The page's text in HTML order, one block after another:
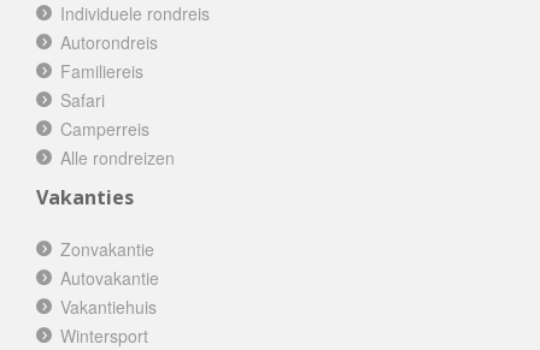
Individuele rondreis
Autorondreis
Familiereis
Safari
Camperreis
Alle rondreizen
Vakanties
Zonvakantie
Autovakantie
Vakantiehuis
Wintersport